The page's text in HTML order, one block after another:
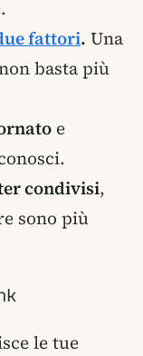
fattori. Una
basta più
e
condivisi,
sono più
le tue